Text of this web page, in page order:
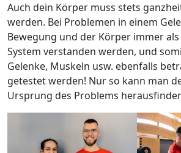
Auch dein Körper muss stets
werden. Bei Problemen in einem
Bewegung und der Körper immer
System verstanden werden, und
Gelenke, Muskeln usw. ebenfalls
getestet werden! Nur so kann man
Ursprung des Problems